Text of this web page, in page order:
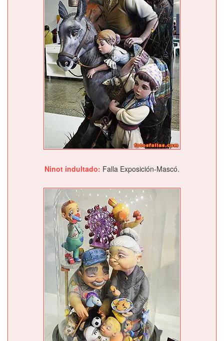
Ninot indultado: Falla Exposición-Mascó.